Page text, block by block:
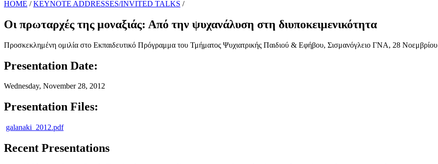
HOME / KEYNOTE ADDRESSES/INVITED TALKS /
Οι πρωταρχές της μοναξιάς: Από την ψυχανάλυση στη διυποκειμενικότητα
Προσκεκλημένη ομιλία στο Εκπαιδευτικό Πρόγραμμα του Τμήματος Ψυχιατρικής Παιδιού & Εφήβου, Σισμανόγλειο ΓΝΑ, 28
Presentation Date:
Wednesday, November 28, 2012
Presentation Files:
galanaki_2012.pdf
Recent Presentations